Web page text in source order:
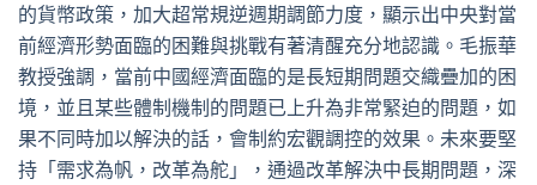
的貨幣政策，加大超常規逆週期調節力度，顯示出中央對當
前經濟形勢面臨的困難與挑戰有著清醒充分地認識。毛振華
教授強調，當前中國經濟面臨的是長短期問題交織疊加的困
境，並且某些體制機制的問題已上升為非常緊迫的問題，如
果不同時加以解決的話，會制約宏觀調控的效果。未來要堅
持「需求為帆，改革為舵」，通過改革解決中長期問題，深